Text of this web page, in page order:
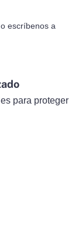
escríbenos a
para proteger